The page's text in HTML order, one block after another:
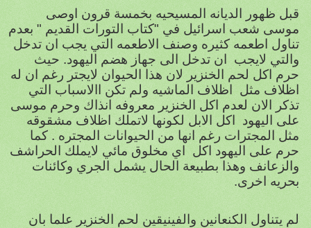
قبل ظهور الديانه المسيحيه بخمسة قرون اوصى
موسى شعب اسرائيل في "كتاب التورات القديم " بعدم
تناول اطعمه كثيره وصنف الاطعمه التي يجب ان تدخل
والتي لايجب ان تدخل الى جهاز هضم اليهود. حيث
حرم اكل لحم الخنزير لان هذا الحيوان لايجتر رغم ان له
اظلاف مثل اظلاف الماشيه ولم تكن االاسباب التي
تذكر الان لعدم اكل الخنزير معروفه انذاك وحرم موسى
على اليهود اكل الابل لكونها لاتملك اظلاف مشقوقه
مثل المجترات رغم انها من الحيوانات المجتره . كما
حرم على اليهود اكل اي مخلوق مائي لايملك الحراشف
والزعانف وهذا بطبيعة الحال يشمل الجري وكائنات
بحريه اخرى.
لم يتناول الكنعانين والفينيقين لحم الخنزير علما بان